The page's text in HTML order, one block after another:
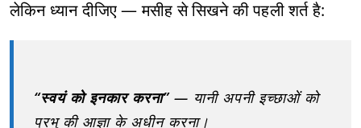
लेकिन ध्यान दीजिए — मसीह से सिखने की पहली शर्त है:
“स्वयं को इनकार करना”— यानी अपनी इच्छाओं को
प्रभु की आज्ञा के अधीन करना।